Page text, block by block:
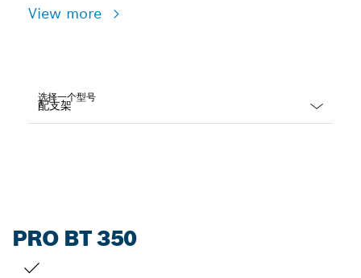
View more
选择一个型号
PRO BT 350